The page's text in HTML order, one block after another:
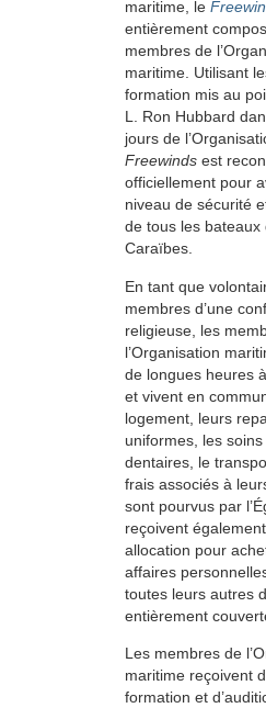
maritime, le
entièrement
membres de
maritime. Utilisant
formation mis au
L. Ron Hubbard
jours de
Freewinds est
officiellement pour
niveau de sécurité
de tous les bateaux
Caraïbes.
En tant que
membres d’une
religieuse, les
l’Organisation
de longues heures
et vivent en
logement, leurs
uniformes, les
dentaires, le
frais associés à
sont pourvus par
reçoivent
allocation pour
affaires
toutes leurs autres
entièrement
Les membres de
maritime reçoivent
formation et